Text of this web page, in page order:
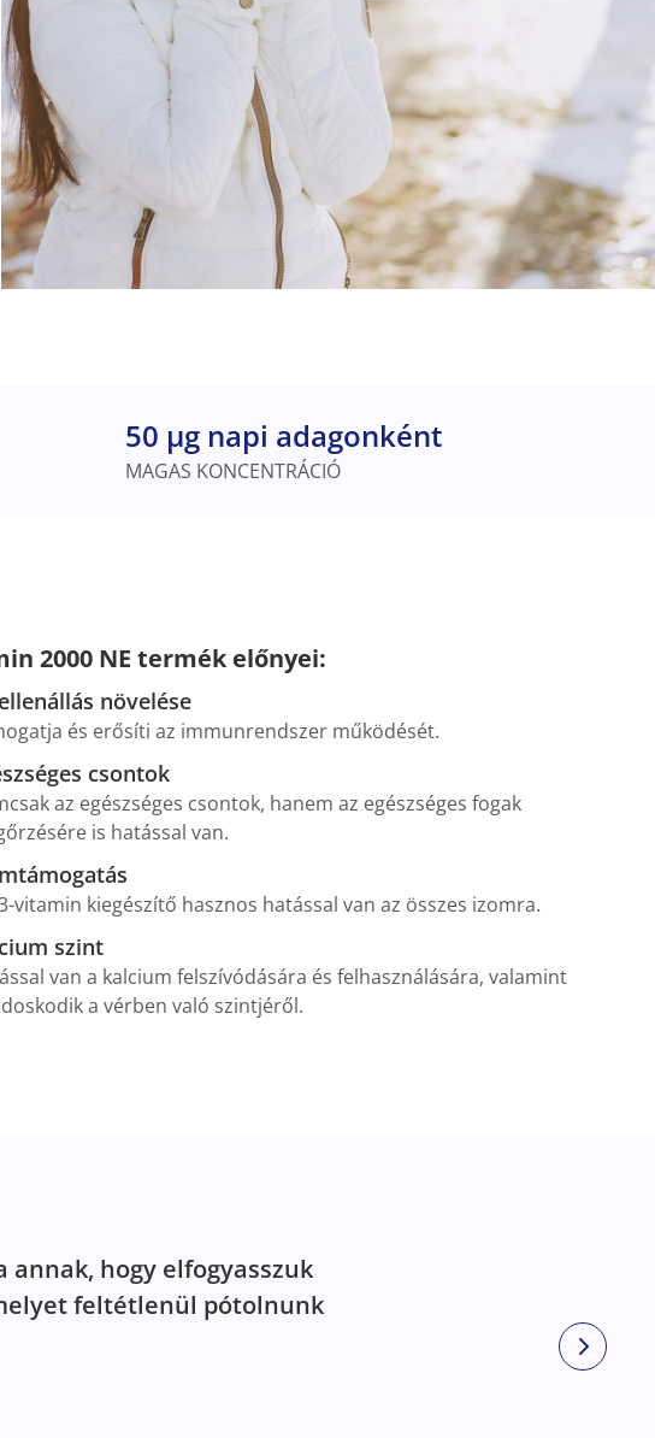
50 µg napi adagonként
MAGAS KONCENTRÁCIÓ
2000 NE termék előnyei:
növelése
és erősíti az immunrendszer működését.
csontok
az egészséges csontok, hanem az egészséges fogak
is hatással van.
vitamin kiegészítő hasznos hatással van az összes izomra.
szint
van a kalcium felszívódására és felhasználására, valamint
a vérben való szintjéről.
annak, hogy elfogyasszuk
feltétlenül pótolnunk